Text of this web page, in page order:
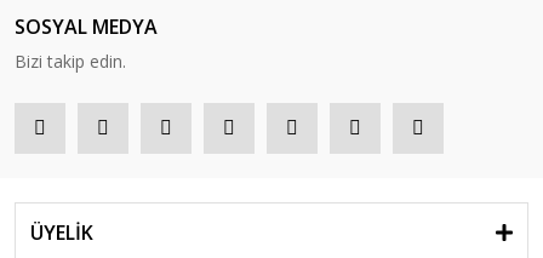
SOSYAL MEDYA
Bizi takip edin.
ÜYELİK